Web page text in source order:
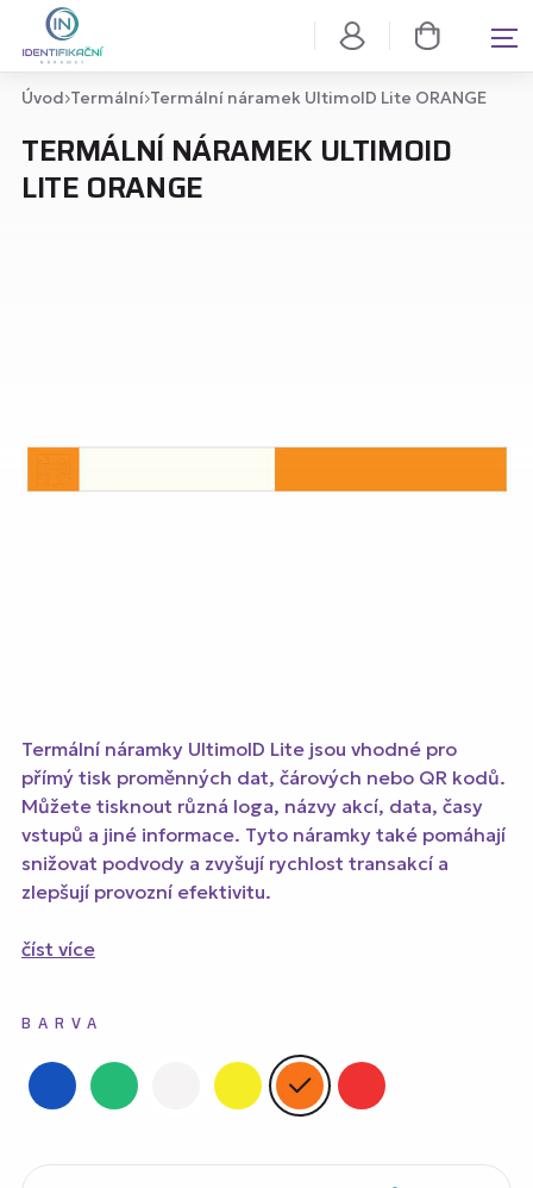
Úvod Termální Termální náramek UltimoID Lite ORANGE
TERMÁLNÍ NÁRAMEK ULTIMOID
LITE ORANGE
Termální náramky UltimoID Lite jsou vhodné pro
přímý tisk proměnných dat, čárových nebo QR kodů.
Můžete tisknout různá loga, názvy akcí, data, časy
vstupů a jiné informace. Tyto náramky také pomáhají
snižovat podvody a zvyšují rychlost transakcí a
zlepšují provozní efektivitu.
číst více
BARVA